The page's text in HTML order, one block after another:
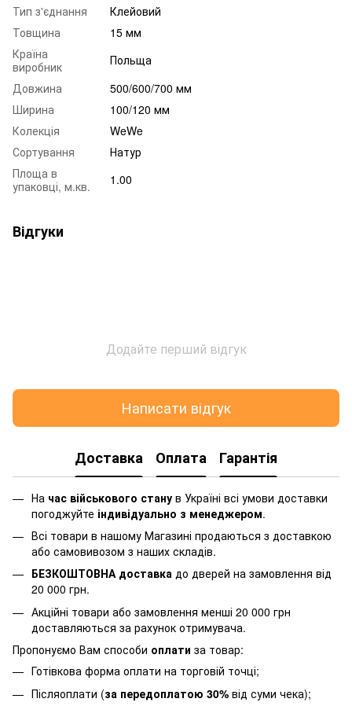
Тип з'єднання
Клейовий
Товщина
15 мм
Країна
виробник
Польща
Довжина
500/600/700 мм
Ширина
100/120 мм
Колекція
WeWe
Сортування
Натур
Площа в
упаковці, м.кв.
1.00
Відгуки
Додайте перший відгук
Написати відгук
Доставка Оплата Гарантія
На час військового стану в Україні всі умови доставки
погоджуйте індивідуально з менеджером.
Всі товари в нашому Магазині продаються з доставкою
або самовивозом з наших складів.
БЕЗКОШТОВНА доставка до дверей на замовлення від
20 000 грн.
Акційні товари або замовлення менші 20 000 грн
доставляються за рахунок отримувача.
Пропонуємо Вам способи оплати за товар:
Готівкова форма оплати на торговій точці;
Післяоплати (за передоплатою 30% від суми чека);